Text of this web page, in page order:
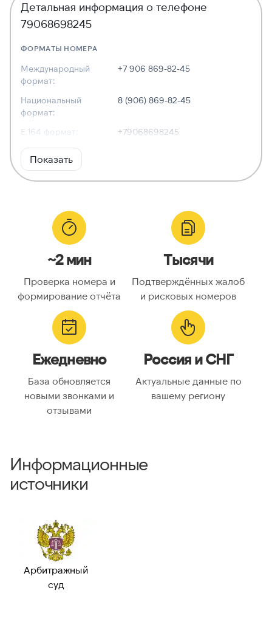
Детальная информация о телефоне
79068698245
ФОРМАТЫ НОМЕРА
Международный
формат:
+7 906 869-82-45
Национальный
формат:
8 (906) 869-82-45
E.164 формат:
+79068698245
RFC3966
формат:
Тип номера:
Оператор связи:
Национальный
9068698245
Код страны:
ГЕОЛОКАЦИЯ
Географическое
описание:
Часовые пояса:
Asia/Almaty, Asia/Anadyr,
Asia/Aqtobe, Asia/Irkutsk,
Asia/Kamchatka,
Europe/Bucharest,
Валидный номер:
Возможный
номер:
Можно набрать
международно:
Показать
~2 мин
Проверка номера и
формирование отчёта
Тысячи
Подтверждённых жалоб
и рисковых номеров
Ежедневно
База обновляется
новыми звонками и
отзывами
Россия и СНГ
Актуальные данные по
вашему региону
Информационные
источники
Арбитражный
суд